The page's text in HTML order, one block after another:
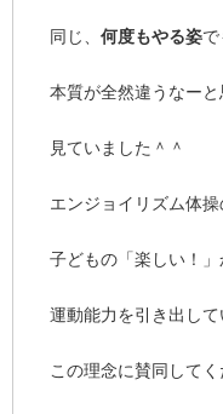
同じ、 何度もやる姿で
本質が全然違うなーと
見ていました＾＾
エンジョイリズム体操
子どもの「楽しい！」
運動能力を引き出して
この理念に賛同して